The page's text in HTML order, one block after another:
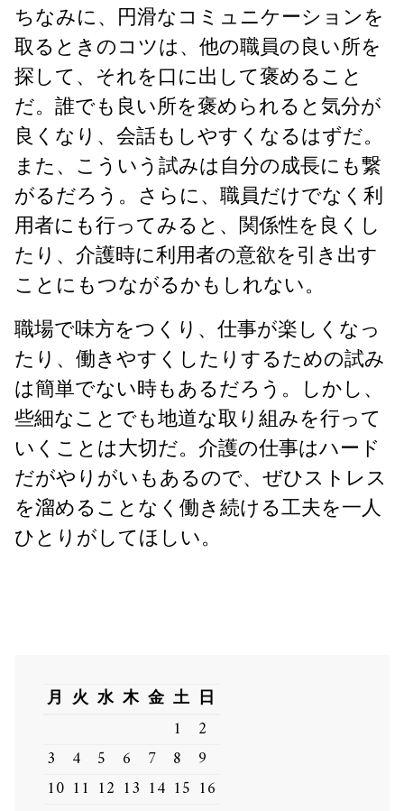
ちなみに、円滑なコミュニケーションを
取るときのコツは、他の職員の良い所を
探して、それを口に出して褒めること
だ。誰でも良い所を褒められると気分が
良くなり、会話もしやすくなるはずだ。
また、こういう試みは自分の成長にも繋
がるだろう。さらに、職員だけでなく利
用者にも行ってみると、関係性を良くし
たり、介護時に利用者の意欲を引き出す
ことにもつながるかもしれない。
職場で味方をつくり、仕事が楽しくなっ
たり、働きやすくしたりするための試み
は簡単でない時もあるだろう。しかし、
些細なことでも地道な取り組みを行って
いくことは大切だ。介護の仕事はハード
だがやりがいもあるので、ぜひストレス
を溜めることなく働き続ける工夫を一人
ひとりがしてほしい。
月 火 水 木 金 土 日
1
2
3
4 5 6 7 8
9
10 11 12 13 14 15 16